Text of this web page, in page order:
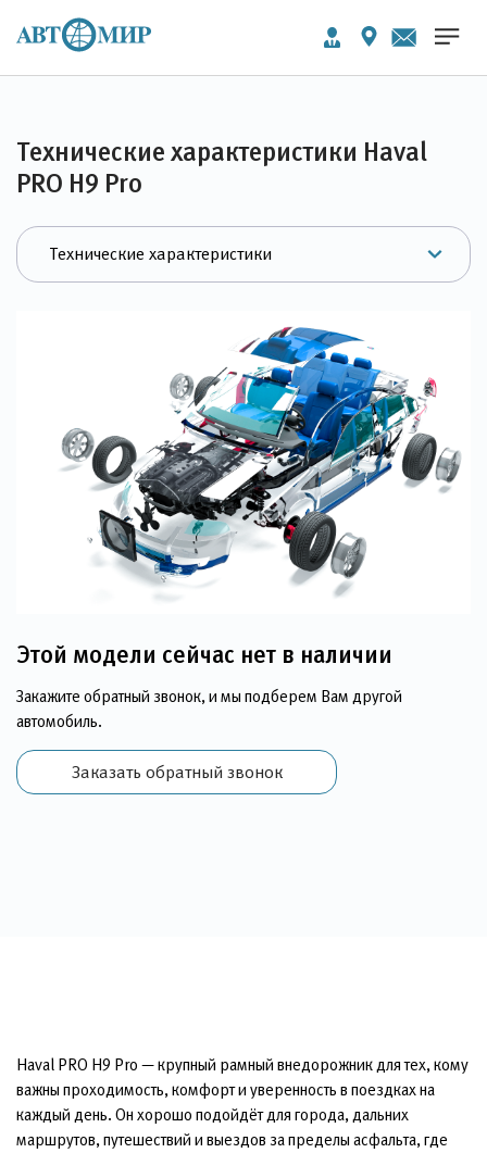
Технические характеристики Haval
PRO H9 Pro
Этой модели сейчас нет в наличии
Закажите обратный звонок, и мы подберем Вам другой
автомобиль.
Заказать обратный звонок
Haval PRO H9 Pro — крупный рамный внедорожник для тех, кому
важны проходимость, комфорт и уверенность в поездках на
каждый день. Он хорошо подойдёт для города, дальних
маршрутов, путешествий и выездов за пределы асфальта, где